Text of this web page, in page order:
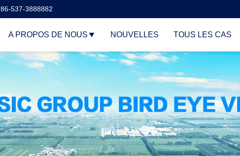
86-537-3888882
A PROPOS DE NOUS NOUVELLES TOUS LES CAS